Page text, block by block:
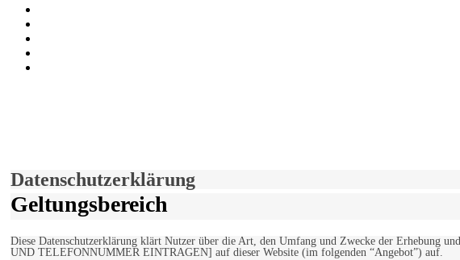
Datenschutzerklärung
Geltungsbereich
Diese Datenschutzerklärung klärt Nutzer über die Art, den Umfang und Zwecke der Erhebung
UND TELEFONNUMMER EINTRAGEN] auf dieser Website (im folgenden “Angebot”) auf.